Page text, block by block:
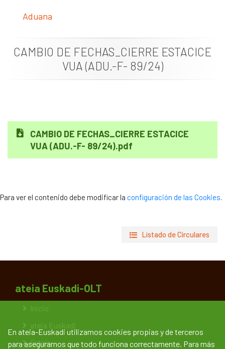
Aduana
CAMBIO DE FECHAS_CIERRE ESTACICE
VUA (ADU.-F- 89/24)
CAMBIO DE FECHAS_CIERRE ESTACICE
VUA (ADU.-F- 89/24).pdf
Para ver el contenido debe modificar la configuración de las Cookies.
Listado de Circulares
ateia Euskadi-OLT
Inicio
ateia Euskadi
Feteia
En ateia-Euskadi utilizamos cookies propias y de terceros
para asegurarnos que todo funciona correctamente. Para más